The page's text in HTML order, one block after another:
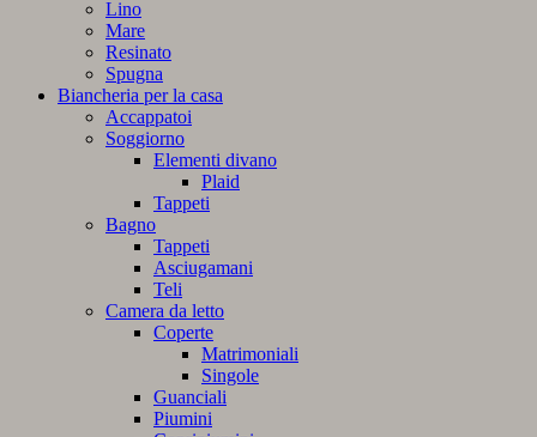
Lino
Mare
Resinato
Spugna
Biancheria per la casa
Accappatoi
Soggiorno
Elementi divano
Plaid
Tappeti
Bagno
Tappeti
Asciugamani
Teli
Camera da letto
Coperte
Matrimoniali
Singole
Guanciali
Piumini